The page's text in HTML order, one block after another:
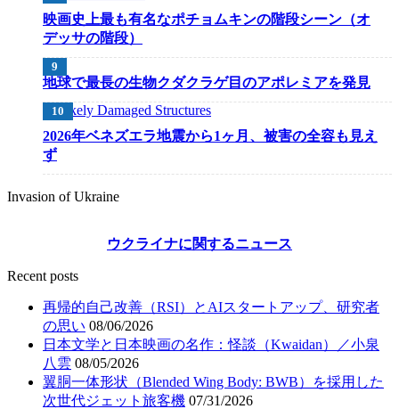
映画史上最も有名なポチョムキンの階段シーン（オ
デッサの階段）
地球で最長の生物クダクラゲ目のアポレミアを発見
2026年ベネズエラ地震から1ヶ月、被害の全容も見え
ず
Invasion of Ukraine
ウクライナに関するニュース
Recent posts
再帰的自己改善（RSI）とAIスタートアップ、研究者
の思い 08/06/2026
日本文学と日本映画の名作：怪談（Kwaidan）／小泉
八雲 08/05/2026
翼胴一体形状（Blended Wing Body: BWB）を採用した
次世代ジェット旅客機 07/31/2026